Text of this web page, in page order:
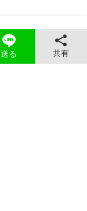
送る 共有